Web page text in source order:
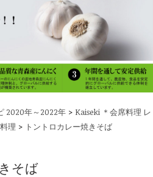
2020年～2022年 > Kaiseki ＊会席料理 レ
理 > トントロカレー焼きそば
そば